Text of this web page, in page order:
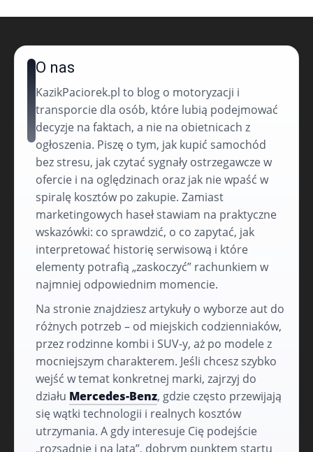
O nas
KazikPaciorek.pl to blog o motoryzacji i
transporcie dla osób, które lubią podejmować
decyzje na faktach, a nie na obietnicach z
ogłoszenia. Piszę o tym, jak kupić samochód
bez stresu, jak czytać sygnały ostrzegawcze w
ofercie i na oględzinach oraz jak nie wpaść w
spiralę kosztów po zakupie. Zamiast
marketingowych haseł stawiam na praktyczne
wskazówki: co sprawdzić, o co zapytać, jak
interpretować historię serwisową i które
elementy potrafią „zaskoczyć” rachunkiem w
najmniej odpowiednim momencie.
Na stronie znajdziesz artykuły o wyborze aut do
różnych potrzeb – od miejskich codzienniaków,
przez rodzinne kombi i SUV-y, aż po modele z
mocniejszym charakterem. Jeśli chcesz szybko
wejść w temat konkretnej marki, zajrzyj do
działu Mercedes-Benz, gdzie często przewijają
się wątki technologii i realnych kosztów
utrzymania. A gdy interesuje Cię podejście
„rozsądnie i na lata”, dobrym punktem startu